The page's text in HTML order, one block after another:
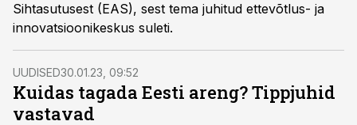
Sihtasutusest (EAS), sest tema juhitud ettevõtlus- ja
innovatsioonikeskus suleti.
UUDISED30.01.23, 09:52
Kuidas tagada Eesti areng? Tippjuhid
vastavad